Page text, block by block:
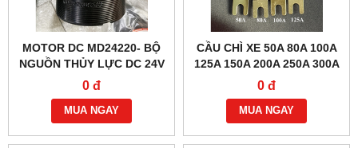
MOTOR DC MD24220- BỘ
NGUỒN THỦY LỰC DC 24V
2.2KW
0 đ
MUA NGAY
CẦU CHÌ XE 50A 80A 100A
125A 150A 200A 250A 300A
0 đ
MUA NGAY